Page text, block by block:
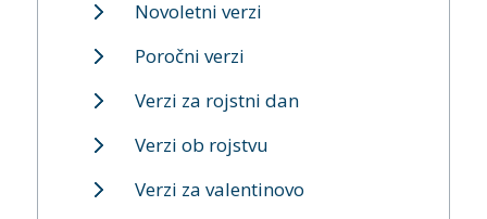
Novoletni verzi
Poročni verzi
Verzi za rojstni dan
Verzi ob rojstvu
Verzi za valentinovo